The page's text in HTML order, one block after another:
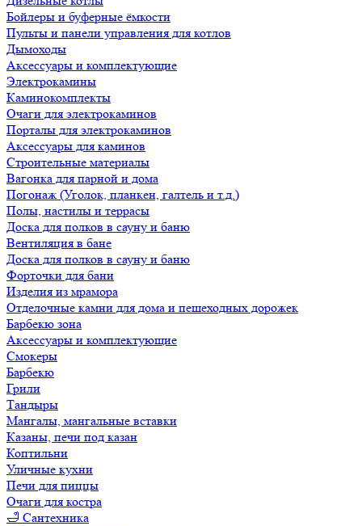
Бойлеры и буферные ёмкости
Пульты и панели управления для котлов
Дымоходы
Аксессуары и комплектующие
Электрокамины
Каминокомплекты
Очаги для электрокаминов
Порталы для электрокаминов
Аксессуары для каминов
Строительные материалы
Вагонка для парной и дома
Погонаж (Уголок, планкен, галтель и т.д.)
Полы, настилы и террасы
Доска для полков в сауну и баню
Вентиляция в бане
Доска для полков в сауну и баню
Форточки для бани
Изделия из мрамора
Отделочные камни для дома и пешеходных дорожек
Барбекю зона
Аксессуары и комплектующие
Смокеры
Барбекю
Грили
Тандыры
Мангалы, мангальные вставки
Казаны, печи под казан
Коптильни
Уличные кухни
Печи для пиццы
Очаги для костра
🛁 Сантехника